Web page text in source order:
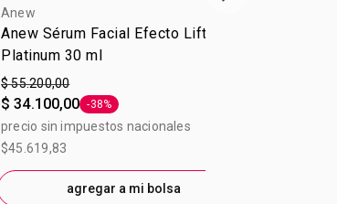
Anew
Anew Sérum Facial Efecto Lifting
Platinum 30 ml
$ 55.200,00
$ 34.100,00 Etiqueta -38%
-38%
precio sin impuestos nacionales
$45.619,83
agregar a mi bolsa